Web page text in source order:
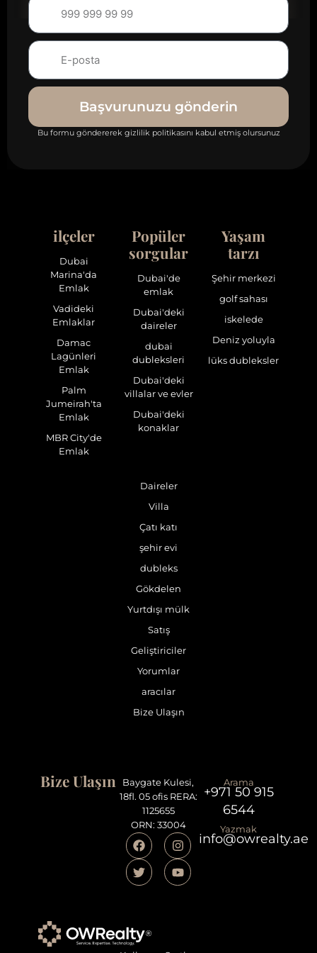
Başvurunuzu gönderin
Bu formu göndererek gizlilik politikasını kabul etmiş olursunuz
ilçeler
Dubai
Marina'da
Emlak
Vadideki
Emlaklar
Damac
Lagünleri
Emlak
Palm
Jumeirah'ta
Emlak
MBR City'de
Emlak
Popüler
sorgular
Dubai'de
emlak
Dubai'deki
daireler
dubai
dubleksleri
Dubai'deki
villalar ve evler
Dubai'deki
konaklar
Yaşam
tarzı
Şehir merkezi
golf sahası
iskelede
Deniz yoluyla
lüks dubleksler
Daireler
Villa
Çatı katı
şehir evi
dubleks
Gökdelen
Yurtdışı mülk
Satış
Geliştiriciler
Yorumlar
aracılar
Bize Ulaşın
Bize Ulaşın
Baygate Kulesi,
18fl. 05 ofis RERA:
1125655
ORN: 33004
Arama
+971 50 915
6544
Yazmak
info@owrealty.ae